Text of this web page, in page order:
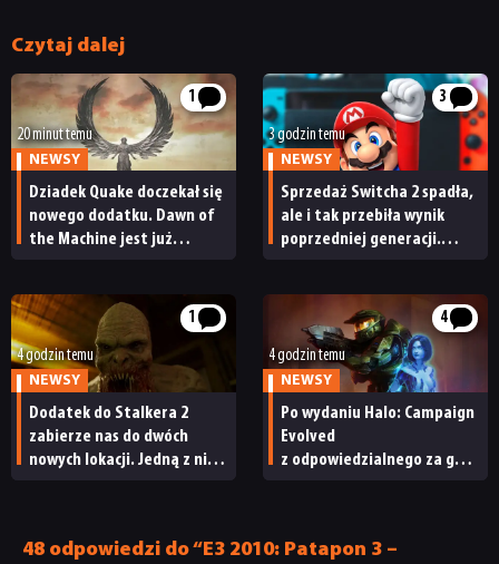
Czytaj dalej
1
20 minut temu
NEWSY
Dziadek Quake doczekał się
nowego dodatku. Dawn of
the Machine jest już
3
3 godzin temu
NEWSY
Sprzedaż Switcha 2 spadła,
ale i tak przebiła wynik
poprzedniej generacji.
1
4 godzin temu
NEWSY
Dodatek do Stalkera 2
zabierze nas do dwóch
nowych lokacji. Jedną z nich
4
4 godzin temu
NEWSY
Po wydaniu Halo: Campaign
Evolved
z odpowiedzialnego za grę
48 odpowiedzi do “E3 2010: Patapon 3 –